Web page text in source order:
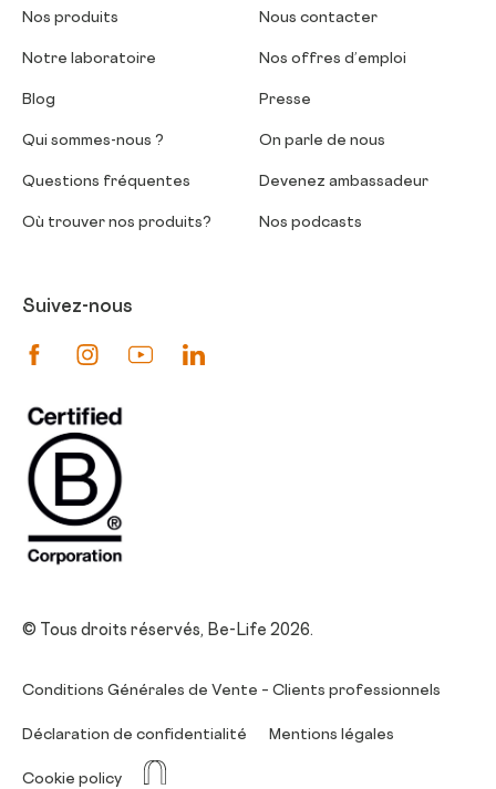
Nos produits
Notre laboratoire
Blog
Qui sommes-nous ?
Questions fréquentes
Où trouver nos produits?
Nous contacter
Nos offres d’emploi
Presse
On parle de nous
Devenez ambassadeur
Nos podcasts
Suivez-nous
Suivez-nous sur Facebook
Suivez-nous sur Instagram
Suivez-nous sur Youtube
© Tous droits réservés, Be-Life 2026.
Conditions Générales de Vente – Clients professionnels
Déclaration de confidentialité Mentions légales
Cookie policy La Niche